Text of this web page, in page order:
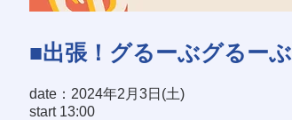
■出張！グるーぶグるーぶ
date：2024年2月3日(土)
start 13:00